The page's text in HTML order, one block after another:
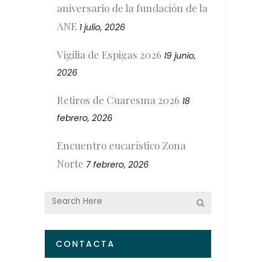
aniversario de la fundación de la
ANE 1 julio, 2026
Vigilia de Espigas 2026 19 junio,
2026
Retiros de Cuaresma 2026 18
febrero, 2026
Encuentro eucarístico Zona
Norte 7 febrero, 2026
CONTACTA